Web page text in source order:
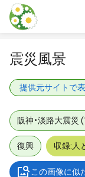
本文に飛ぶ
震災風景
提供元サイトで
阪神・淡路大震災
復興 収録:人
この画像に似